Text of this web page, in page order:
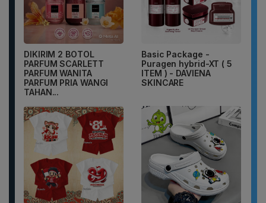
DIKIRIM 2 BOTOL
PARFUM SCARLETT
PARFUM WANITA
PARFUM PRIA WANGI
TAHAN...
Basic Package -
Puragen hybrid-XT ( 5
ITEM ) - DAVIENA
SKINCARE